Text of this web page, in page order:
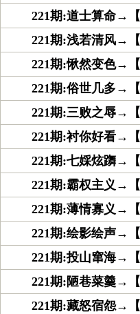
221期:道士算命→【
221期:浅若清风→【
221期:愀然变色→【
221期:俗世几多→【
221期:三败之辱→【
221期:衬你好看→【
221期:七婇炫躌→【
221期:霸权主义→【
221期:薄情寡义→【
221期:绘影绘声→【
221期:投山窜海→【
221期:陋巷菜羹→【
221期:藏怒宿怨→【